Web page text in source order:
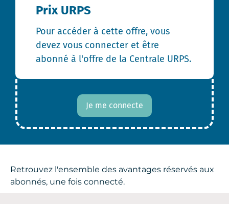
Prix URPS
Pour accéder à cette offre, vous
devez vous connecter et être
abonné à l'offre de la Centrale URPS.
Je me connecte
Retrouvez l'ensemble des avantages réservés aux
abonnés, une fois connecté.